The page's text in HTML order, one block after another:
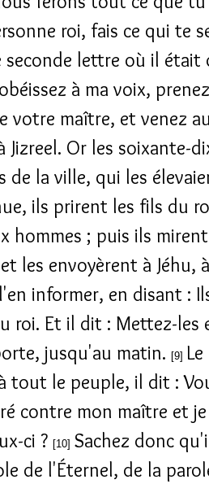
roi, fais ce qui te
lettre où il était
à ma voix,
votre maître, et venez
Jizreel. Or les soixante-
de la ville, qui les
ils prirent les fils du
hommes ; puis ils
les envoyèrent à Jéhu,
informer, en disant :
roi. Et il dit : Mettez-les
jusqu'au matin. [9]
tout le peuple, il dit :
contre mon maître et
ci ? [10] Sachez donc
de l'Éternel, de la